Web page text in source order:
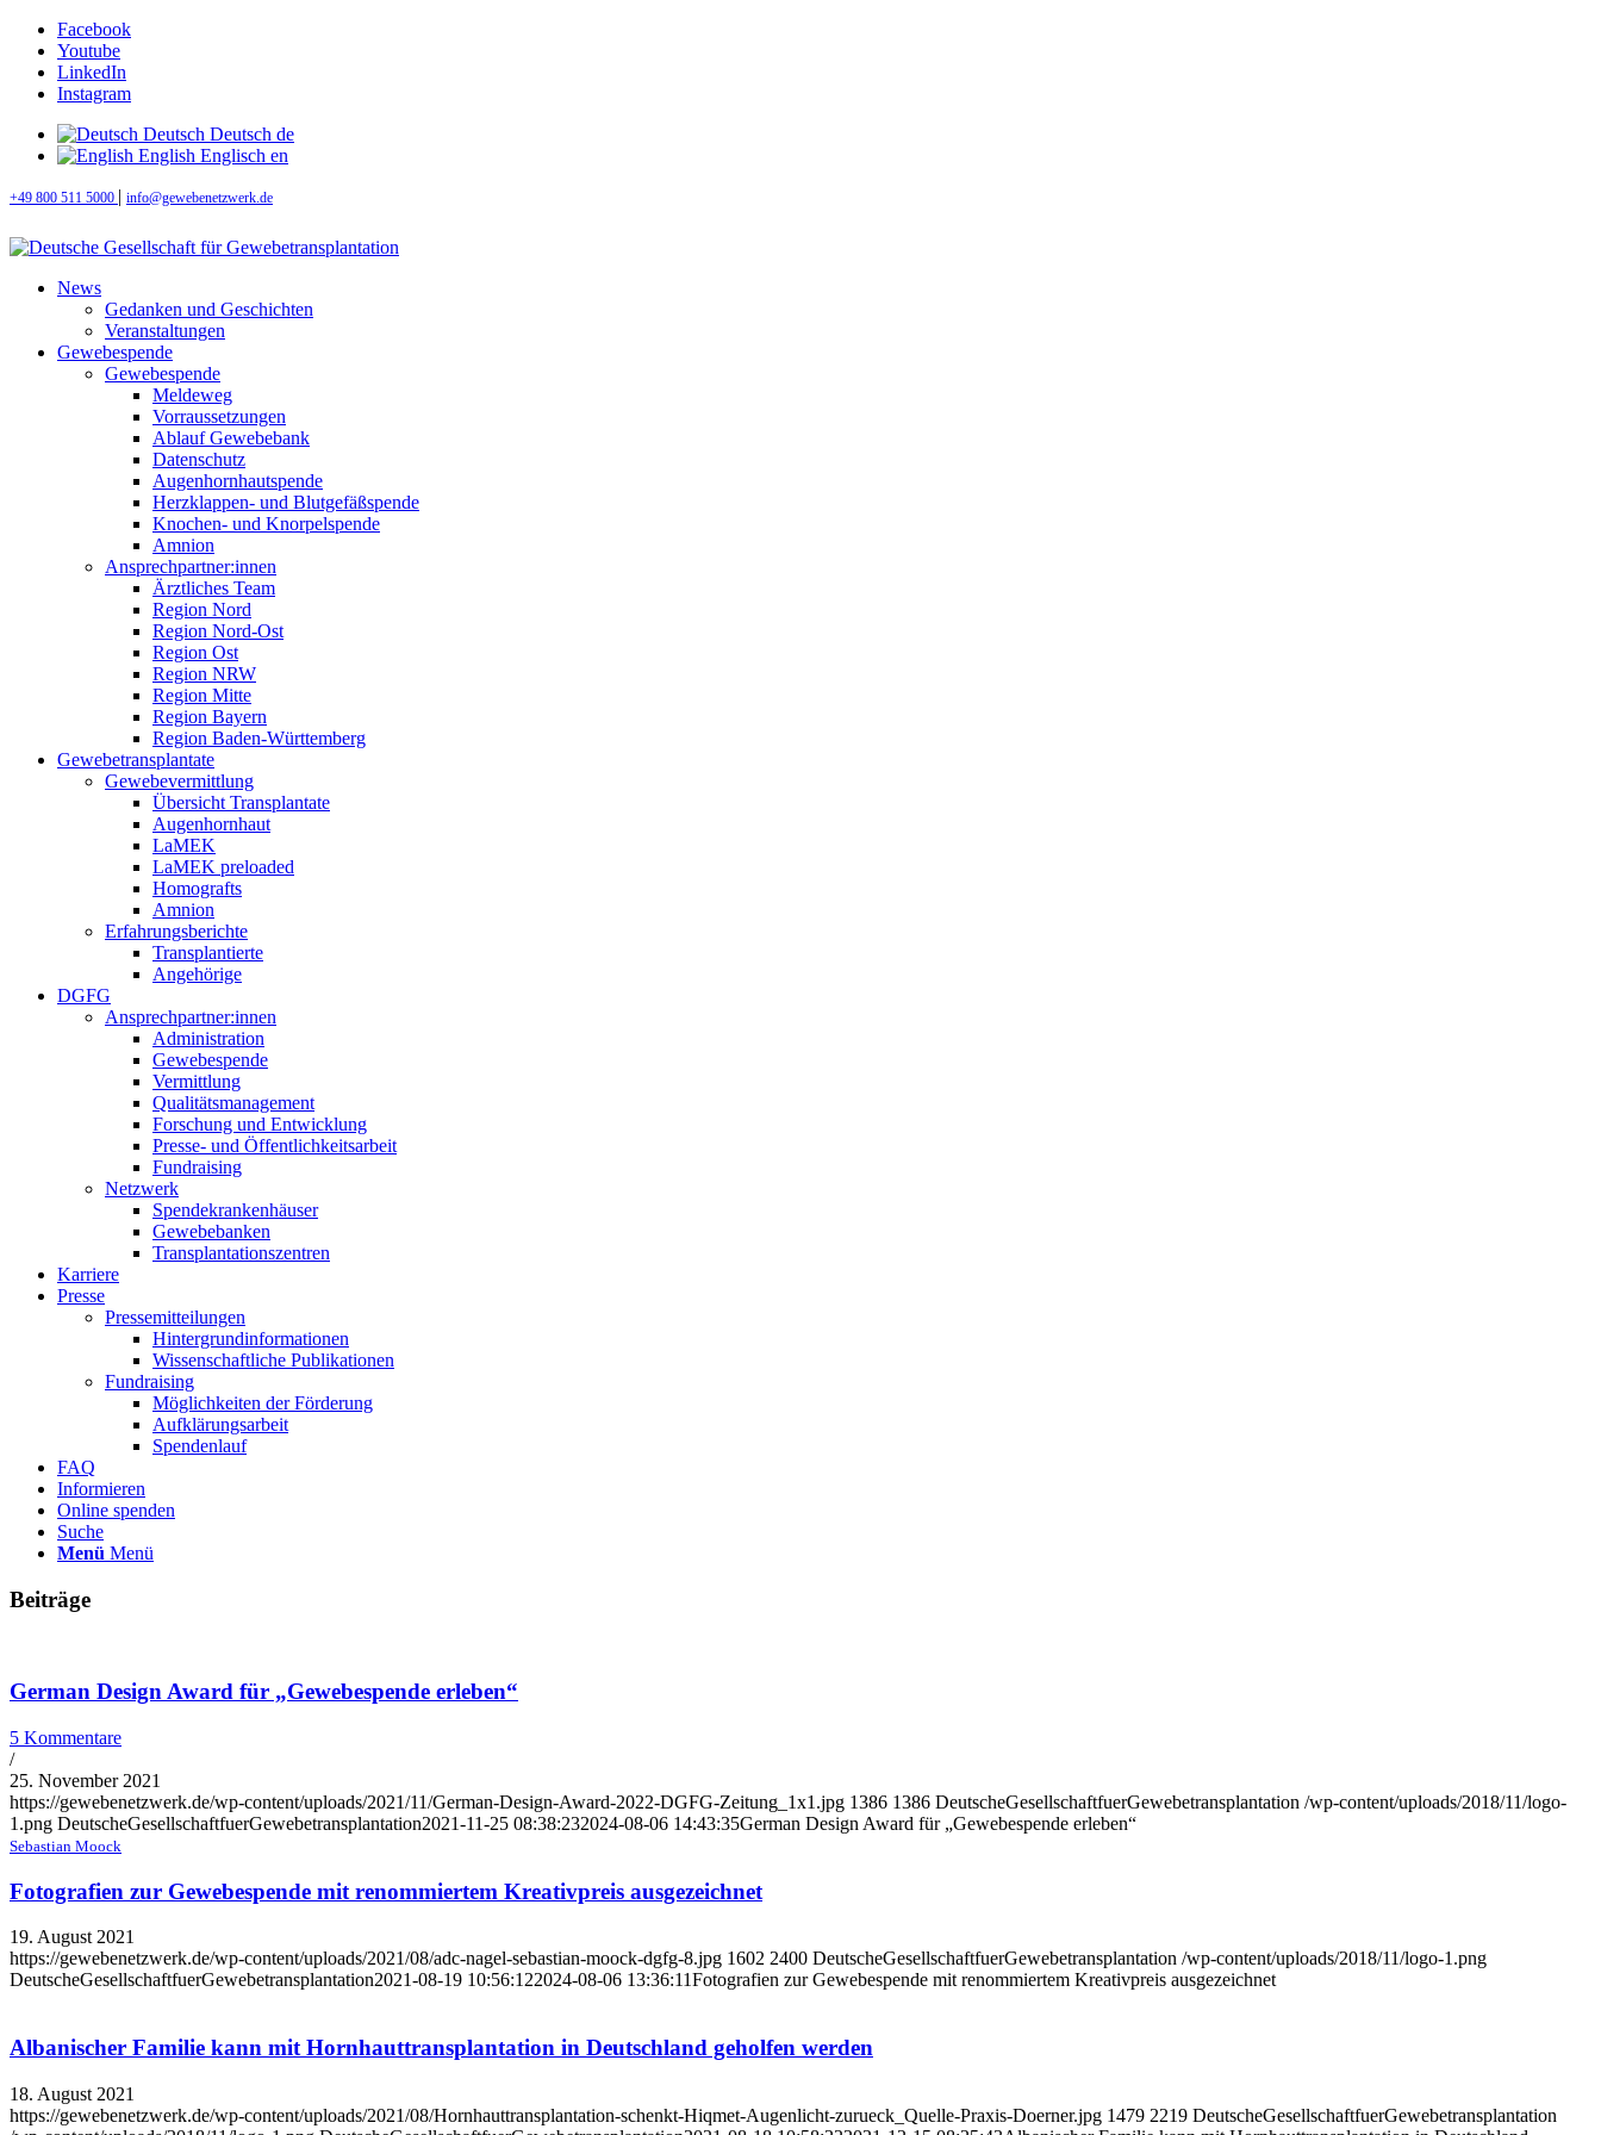
Facebook
Youtube
LinkedIn
Instagram
Deutsch Deutsch de
English Englisch en
+49 800 511 5000 | info@gewebenetzwerk.de
News
Gedanken und Geschichten
Veranstaltungen
Gewebespende
Gewebespende
Meldeweg
Vorraussetzungen
Ablauf Gewebebank
Datenschutz
Augenhornhautspende
Herzklappen- und Blutgefäßspende
Knochen- und Knorpelspende
Amnion
Ansprechpartner:innen
Ärztliches Team
Region Nord
Region Nord-Ost
Region Ost
Region NRW
Region Mitte
Region Bayern
Region Baden-Württemberg
Gewebetransplantate
Gewebevermittlung
Übersicht Transplantate
Augenhornhaut
LaMEK
LaMEK preloaded
Homografts
Amnion
Erfahrungsberichte
Transplantierte
Angehörige
DGFG
Ansprechpartner:innen
Administration
Gewebespende
Vermittlung
Qualitätsmanagement
Forschung und Entwicklung
Presse- und Öffentlichkeitsarbeit
Fundraising
Netzwerk
Spendekrankenhäuser
Gewebebanken
Transplantationszentren
Karriere
Presse
Pressemitteilungen
Hintergrundinformationen
Wissenschaftliche Publikationen
Fundraising
Möglichkeiten der Förderung
Aufklärungsarbeit
Spendenlauf
FAQ
Informieren
Online spenden
Suche
Menü Menü
Beiträge
German Design Award für „Gewebespende erleben“
5 Kommentare
/
25. November 2021
https://gewebenetzwerk.de/wp-content/uploads/2021/11/German-Design-Award-2022-DGFG-Zeitung_1x1.jpg 1386 1386 DeutscheGesellschaftfuerGewebetransplantation /wp-content/uploads/2018/11/logo-
1.png DeutscheGesellschaftfuerGewebetransplantation2021-11-25 08:38:232024-08-06 14:43:35German Design Award für „Gewebespende erleben“
Sebastian Moock
Fotografien zur Gewebespende mit renommiertem Kreativpreis ausgezeichnet
19. August 2021
https://gewebenetzwerk.de/wp-content/uploads/2021/08/adc-nagel-sebastian-moock-dgfg-8.jpg 1602 2400 DeutscheGesellschaftfuerGewebetransplantation /wp-content/uploads/2018/11/logo-1.png
DeutscheGesellschaftfuerGewebetransplantation2021-08-19 10:56:122024-08-06 13:36:11Fotografien zur Gewebespende mit renommiertem Kreativpreis ausgezeichnet
Albanischer Familie kann mit Hornhauttransplantation in Deutschland geholfen werden
18. August 2021
https://gewebenetzwerk.de/wp-content/uploads/2021/08/Hornhauttransplantation-schenkt-Hiqmet-Augenlicht-zurueck_Quelle-Praxis-Doerner.jpg 1479 2219 DeutscheGesellschaftfuerGewebetransplantation